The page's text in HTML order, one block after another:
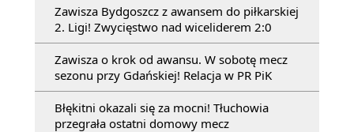
Zawisza Bydgoszcz z awansem do piłkarskiej
2. Ligi! Zwycięstwo nad wiceliderem 2:0
Zawisza o krok od awansu. W sobotę mecz
sezonu przy Gdańskiej! Relacja w PR PiK
Błękitni okazali się za mocni! Tłuchowia
przegrała ostatni domowy mecz